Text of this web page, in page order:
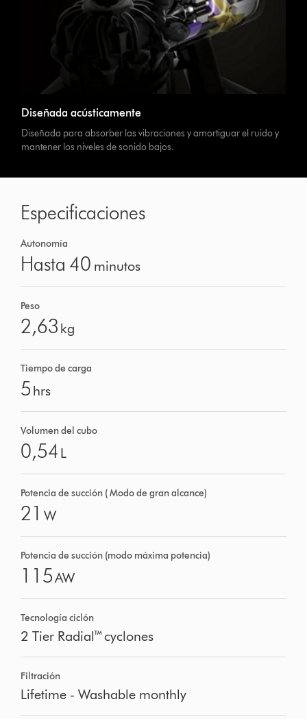
Diseñada acústicamente
Diseñada para absorber las vibraciones y amortiguar el ruido y
mantener los niveles de sonido bajos.
Especificaciones
Autonomía
Hasta 40 minutos
Peso
2,63 kg
Tiempo de carga
5 hrs
Volumen del cubo
0,54 L
Potencia de succión ( Modo de gran alcance)
21 W
Potencia de succión (modo máxima potencia)
115AW
Tecnología ciclón
2 Tier Radial™ cyclones
Filtración
Lifetime - Washable monthly